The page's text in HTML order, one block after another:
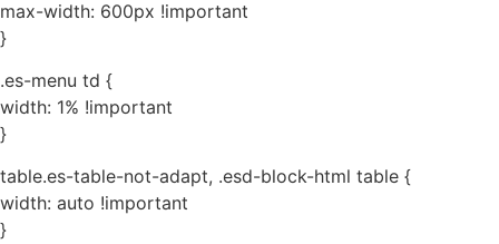
max-width: 600px !important
}
.es-menu td {
width: 1% !important
}
table.es-table-not-adapt, .esd-block-html table {
width: auto !important
}